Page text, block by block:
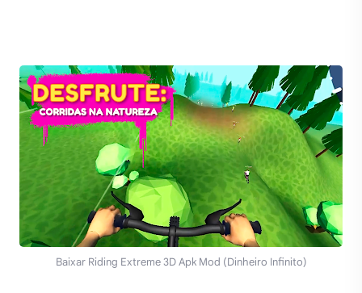
Baixar Riding Extreme 3D Apk Mod (Dinheiro Infinito)